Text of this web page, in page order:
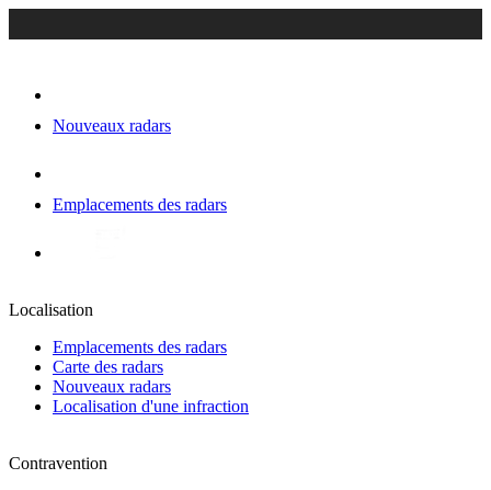
Nouveaux radars
Emplacements des radars
Localisation
Emplacements des radars
Carte des radars
Nouveaux radars
Localisation d'une infraction
Contravention